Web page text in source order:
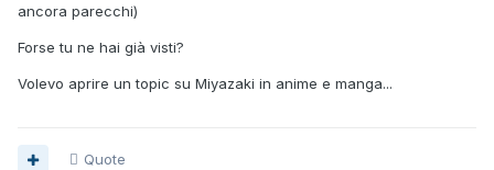
ancora parecchi)
Forse tu ne hai già visti?
Volevo aprire un topic su Miyazaki in anime e manga...
Quote